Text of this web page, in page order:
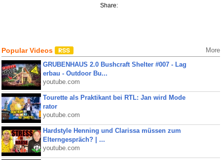
Share:
Popular Videos More
GRUBENHAUS 2.0 Bushcraft Shelter #007 - Lag
erbau - Outdoor Bu...
youtube.com
Tourette als Praktikant bei RTL: Jan wird Mode
rator
youtube.com
Hardstyle Henning und Clarissa müssen zum
Elterngespräch? | ...
youtube.com